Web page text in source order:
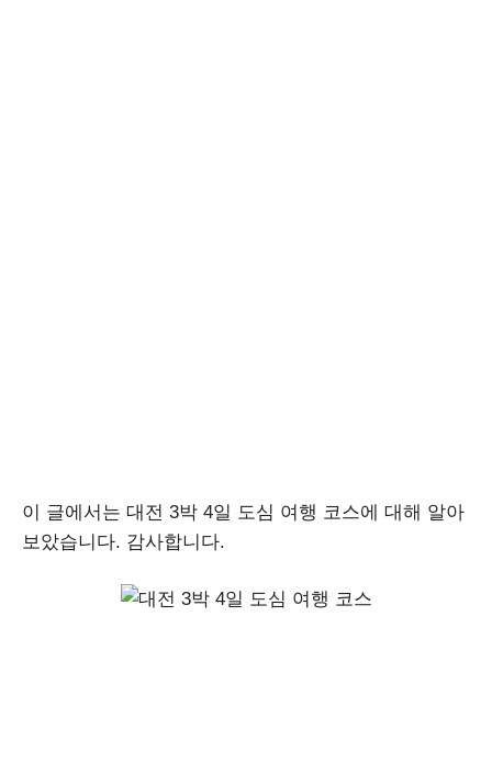
이 글에서는 대전 3박 4일 도심 여행 코스에 대해 알아
보았습니다. 감사합니다.